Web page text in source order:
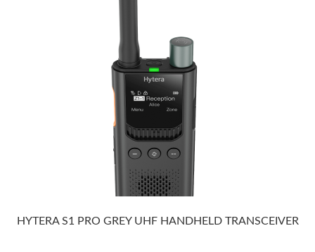
HYTERA S1 PRO GREY UHF HANDHELD TRANSCEIVER